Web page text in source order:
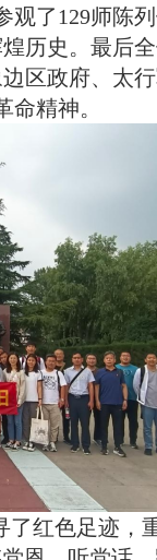
了129师陈
历史。最后
区政府、太
精神。
红色足迹，